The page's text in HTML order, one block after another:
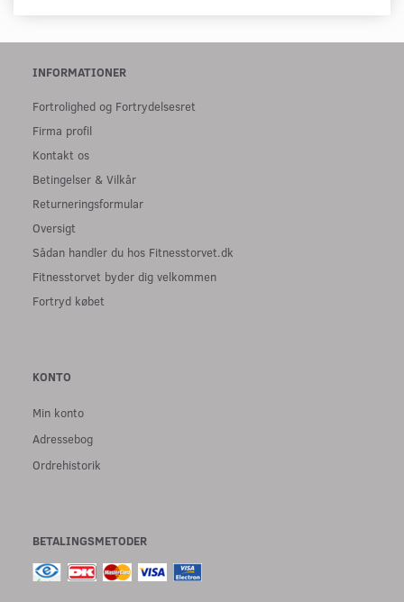
INFORMATIONER
Fortrolighed og Fortrydelsesret
Firma profil
Kontakt os
Betingelser & Vilkår
Returneringsformular
Oversigt
Sådan handler du hos Fitnesstorvet.dk
Fitnesstorvet byder dig velkommen
Fortryd købet
KONTO
Min konto
Adressebog
Ordrehistorik
BETALINGSMETODER